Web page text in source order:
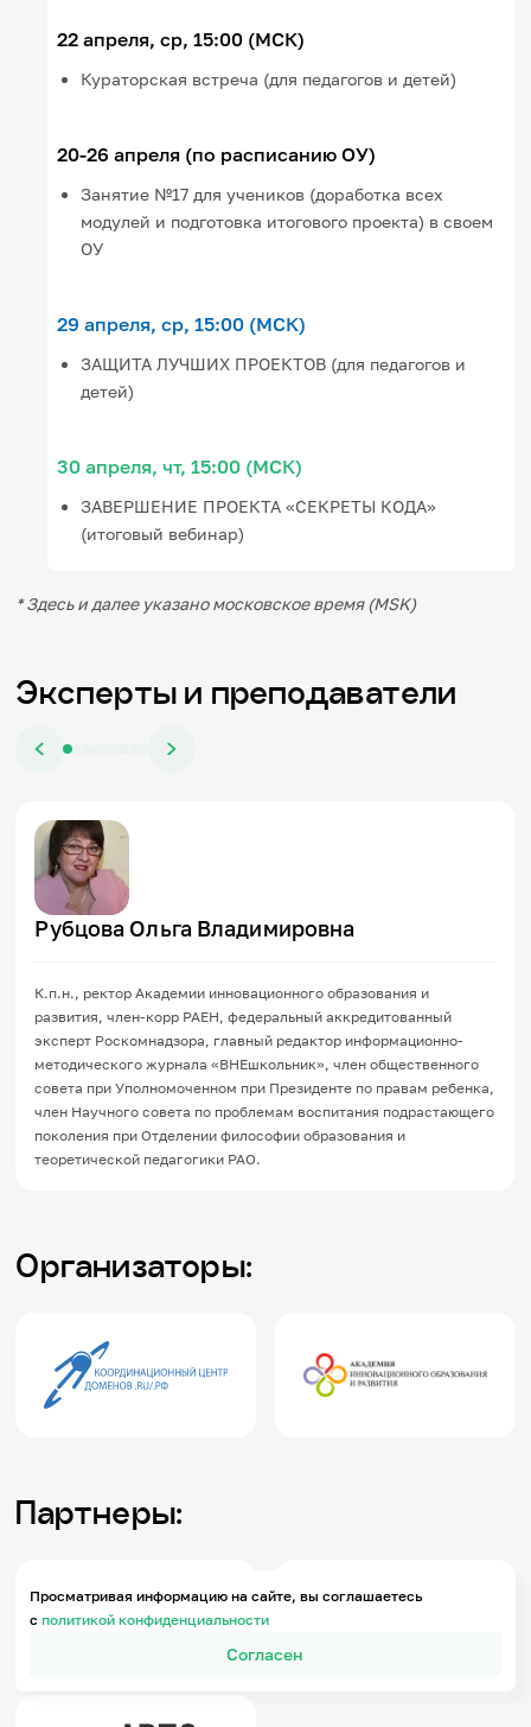
22 апреля, ср, 15:00 (МСК)
Кураторская встреча (для педагогов и детей)
20-26 апреля (по расписанию ОУ)
Занятие №17 для учеников (доработка всех
модулей и подготовка итогового проекта) в своем
ОУ
29 апреля, ср, 15:00 (МСК)
ЗАЩИТА ЛУЧШИХ ПРОЕКТОВ (для педагогов и
детей)
30 апреля, чт, 15:00 (МСК)
ЗАВЕРШЕНИЕ ПРОЕКТА «СЕКРЕТЫ КОДА»
(итоговый вебинар)
* Здесь и далее указано московское время (MSK)
Эксперты и преподаватели
Рубцова Ольга Владимировна
К.п.н., ректор Академии инновационного образования и
развития, член-корр РАЕН, федеральный аккредитованный
эксперт Роскомнадзора, главный редактор информационно-
методического журнала «ВНЕшкольник», член общественного
совета при Уполномоченном при Президенте по правам ребенка,
член Научного совета по проблемам воспитания подрастающего
поколения при Отделении философии образования и
теоретической педагогики РАО.
Организаторы:
Партнеры:
Просматривая информацию на сайте, вы соглашаетесь
сполитикой конфиденциальности
Согласен